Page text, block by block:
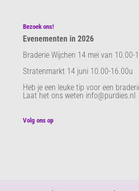
Bezoek ons!
Evenementen in 2026
Braderie Wijchen 14 mei van 10.00-
Stratenmarkt 14 juni 10.00-16.00u
Heb je een leuke tip voor een
Laat het ons weten info@purdies.nl
Volg ons op